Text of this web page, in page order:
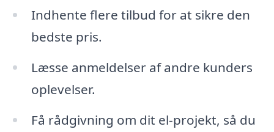
Indhente flere tilbud for at sikre den
bedste pris.
Læsse anmeldelser af andre kunders
oplevelser.
Få rådgivning om dit el-projekt, så du